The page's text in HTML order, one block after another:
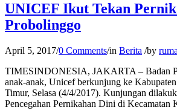
UNICEF Ikut Tekan
Probolinggo
April 5, 2017/0 Comments/in Berita /by
TIMESINDONESIA, JAKARTA – Badan
anak-anak, Unicef berkunjung ke
Timur, Selasa (4/4/2017). Kunjungan
Pencegahan Pernikahan Dini di Kecamatan